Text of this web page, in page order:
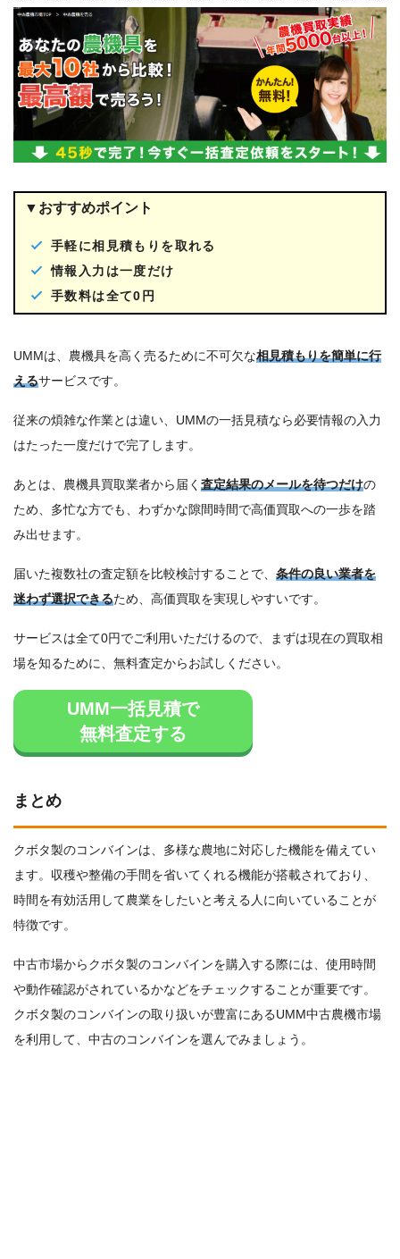
▼おすすめポイント
手軽に相見積もりを取れる
情報入力は一度だけ
手数料は全て0円
UMMは、農機具を高く売るために不可欠な相見積もりを簡単に行
えるサービスです。
従来の煩雑な作業とは違い、UMMの一括見積なら必要情報の入力
はたった一度だけで完了します。
あとは、農機具買取業者から届く 査定結果のメールを待つだけの
ため、多忙な方でも、わずかな隙間時間で高価買取への一歩を踏
み出せます。
届いた複数社の査定額を比較検討することで、 条件の良い業者を
迷わず選択できるため、高価買取を実現しやすいです。
サービスは全て0円でご利用いただけるので、まずは現在の買取相
場を知るために、無料査定からお試しください。
UMM一括見積で
無料査定する
まとめ
クボタ製のコンバインは、多様な農地に対応した機能を備えてい
ます。収穫や整備の手間を省いてくれる機能が搭載されており、
時間を有効活用して農業をしたいと考える人に向いていることが
特徴です。
中古市場からクボタ製のコンバインを購入する際には、使用時間
や動作確認がされているかなどをチェックすることが重要です。
クボタ製のコンバインの取り扱いが豊富にあるUMM中古農機市場
を利用して、中古のコンバインを選んでみましょう。